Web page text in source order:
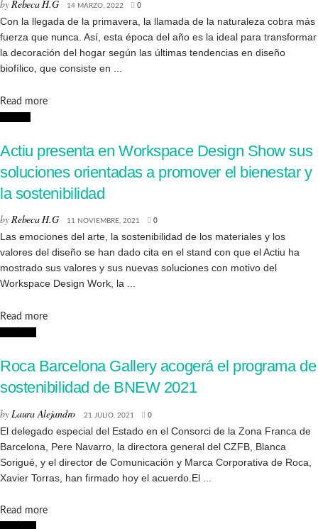
byRebeca H.G 14 MARZO, 2022 0
Con la llegada de la primavera, la llamada de la naturaleza cobra más
fuerza que nunca. Así, esta época del año es la ideal para transformar
la decoración del hogar según las últimas tendencias en diseño
biofílico, que consiste en ...
Read moreDetails
Actiu presenta en Workspace Design Show sus
soluciones orientadas a promover el bienestar y
la sostenibilidad
byRebeca H.G 11 NOVIEMBRE, 2021 0
Las emociones del arte, la sostenibilidad de los materiales y los
valores del diseño se han dado cita en el stand con que el Actiu ha
mostrado sus valores y sus nuevas soluciones con motivo del
Workspace Design Work, la ...
Read moreDetails
Roca Barcelona Gallery acogerá el programa de
sostenibilidad de BNEW 2021
by Laura Alejandro 21 JULIO, 2021 0
El delegado especial del Estado en el Consorci de la Zona Franca de
Barcelona, Pere Navarro, la directora general del CZFB, Blanca
Sorigué, y el director de Comunicación y Marca Corporativa de Roca,
Xavier Torras, han firmado hoy el acuerdo.El ...
Read moreDetails